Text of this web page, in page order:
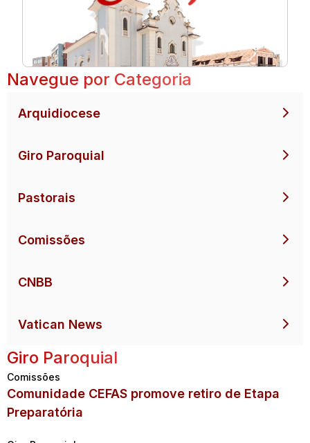
Navegue por Categoria
Arquidiocese
Giro Paroquial
Pastorais
Comissões
CNBB
Vatican News
Giro Paroquial
Comissões
Comunidade CEFAS promove retiro de Etapa
Preparatória